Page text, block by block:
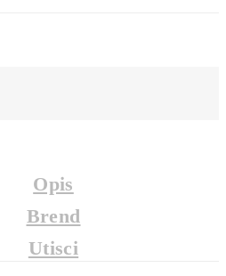
Opis
Brend
Utisci